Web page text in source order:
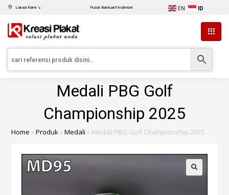
Lokasi Kami ↘ Pusat BantuanTestimoni EN ID
Medali PBG Golf
Championship 2025
Home »Produk»Medali » Medali PBG Golf Championship 2025